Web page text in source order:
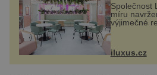
Společnost
míru
výjimečné
areálu
Tower a
budov
iluxus.cz